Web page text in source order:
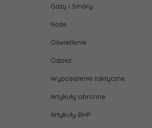
Gazy i Smary
Noże
Oświetlenie
Odzież
Wyposażenie taktyczne
Artykuły obronne
Artykuły BHP